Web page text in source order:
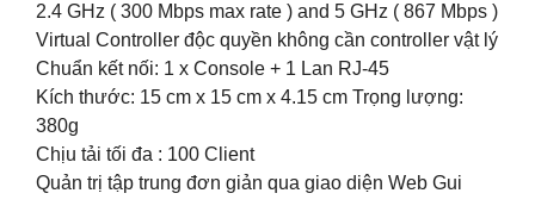
2.4 GHz ( 300 Mbps max rate ) and 5 GHz ( 867 Mbps )
Virtual Controller độc quyền không cần controller vật lý
Chuẩn kết nối: 1 x Console + 1 Lan RJ-45
Kích thước: 15 cm x 15 cm x 4.15 cm Trọng lượng:
380g
Chịu tải tối đa : 100 Client
Quản trị tập trung đơn giản qua giao diện Web Gui